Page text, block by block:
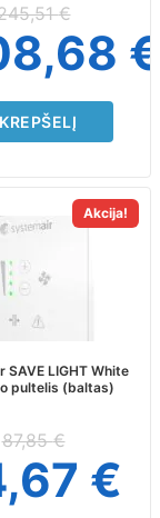
€
€
Akcija!
SAVE LIGHT White
pultelis (baltas)
87,85€
€